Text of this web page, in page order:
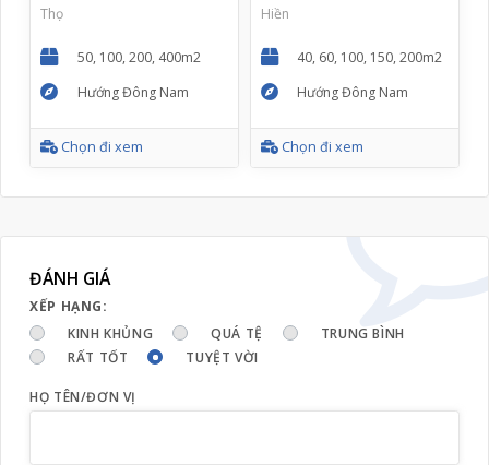
Thọ
50, 100, 200, 400m2
Hướng Đông Nam
Chọn đi xem
Hiền
40, 60, 100, 150, 200m2
Hướng Đông Nam
Chọn đi xem
ĐÁNH GIÁ
XẾP HẠNG:
KINH KHỦNG
QUÁ TỆ
TRUNG BÌNH
RẤT TỐT
TUYỆT VỜI
HỌ TÊN/ĐƠN VỊ